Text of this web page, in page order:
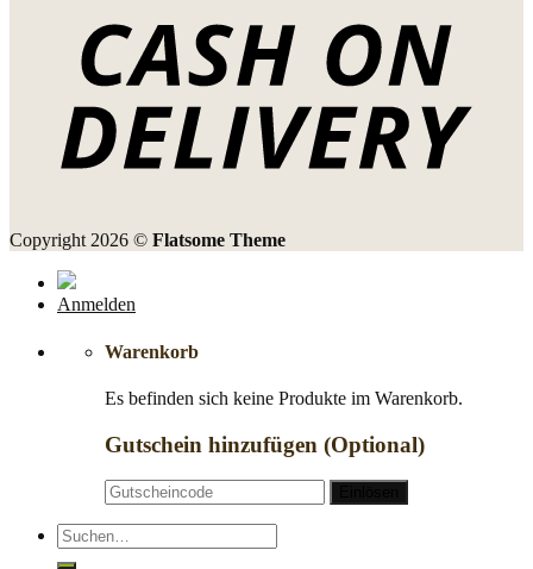
Copyright 2026 © Flatsome Theme
Anmelden
Warenkorb
Es befinden sich keine Produkte im Warenkorb.
Gutschein hinzufügen (Optional)
Suche
nach: